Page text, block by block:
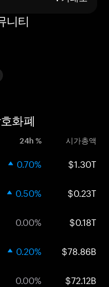
니티
화폐
24h % 시가총액
0.70% $1.30T
0.50% $0.23T
0.00% $0.18T
0.20% $78.86B
0.00% $72.12B